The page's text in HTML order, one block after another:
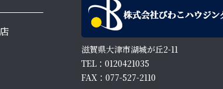
滋賀県大津市湖城が丘2-11
TEL：0120421035
FAX：077-527-2110